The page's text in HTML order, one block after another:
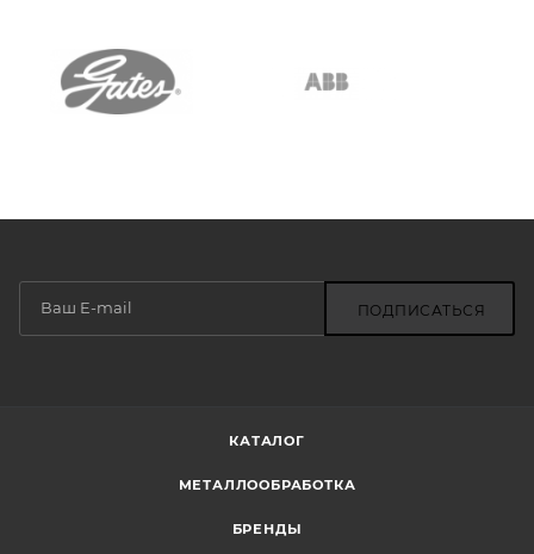
ПОДПИСАТЬСЯ
КАТАЛОГ
МЕТАЛЛООБРАБОТКА
БРЕНДЫ